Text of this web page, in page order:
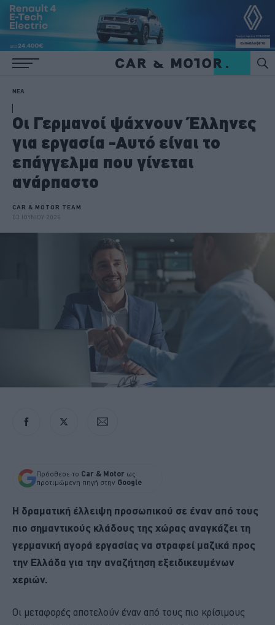
ΝΕΑ
Οι Γερμανοί ψάχνουν Έλληνες
για εργασία -Αυτό είναι το
επάγγελμα που γίνεται
ανάρπαστο
CAR & MOTOR TEAM
03 ΙΟΥΝΙΟΥ 2026
Πρόσθεσε το Car & Motor ως
προτιμώμενη πηγή στην Google
Η δραματική έλλειψη προσωπικού σε έναν από τους
πιο σημαντικούς κλάδους της χώρας αναγκάζει τη
γερμανική αγορά εργασίας να στραφεί μαζικά προς
την Ελλάδα για την αναζήτηση εξειδικευμένων
χεριών.
Οι μεταφορές αποτελούν έναν από τους πιο κρίσιμους